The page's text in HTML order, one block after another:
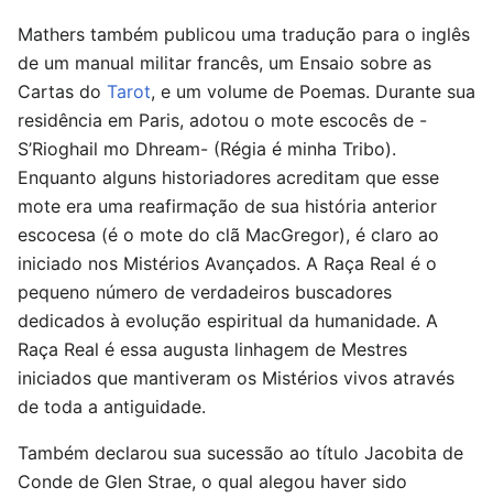
Mathers também publicou uma tradução para o inglês
de um manual militar francês, um Ensaio sobre as
Cartas do Tarot, e um volume de Poemas. Durante sua
residência em Paris, adotou o mote escocês de -
S’Rioghail mo Dhream- (Régia é minha Tribo).
Enquanto alguns historiadores acreditam que esse
mote era uma reafirmação de sua história anterior
escocesa (é o mote do clã MacGregor), é claro ao
iniciado nos Mistérios Avançados. A Raça Real é o
pequeno número de verdadeiros buscadores
dedicados à evolução espiritual da humanidade. A
Raça Real é essa augusta linhagem de Mestres
iniciados que mantiveram os Mistérios vivos através
de toda a antiguidade.
Também declarou sua sucessão ao título Jacobita de
Conde de Glen Strae, o qual alegou haver sido